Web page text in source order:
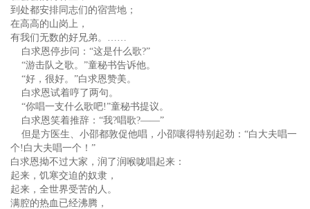
到处都安排同志们的宿营地；
在高高的山岗上，
有我们无数的好兄弟。……
白求恩停步问：“这是什么歌?”
“游击队之歌。”童秘书告诉他。
“好，很好。”白求恩赞美。
白求恩试着哼了两句。
“你唱一支什么歌吧!”童秘书提议。
白求恩笑着推辞：“我?唱歌?——”
但是方医生、小邵都敦促他唱，小邵嚷得特别起劲：“白大夫唱一
个!白大夫唱一个！”
白求恩拗不过大家，润了润喉咙唱起来：
起来，饥寒交迫的奴隶，
起来，全世界受苦的人。
满腔的热血已经沸腾，